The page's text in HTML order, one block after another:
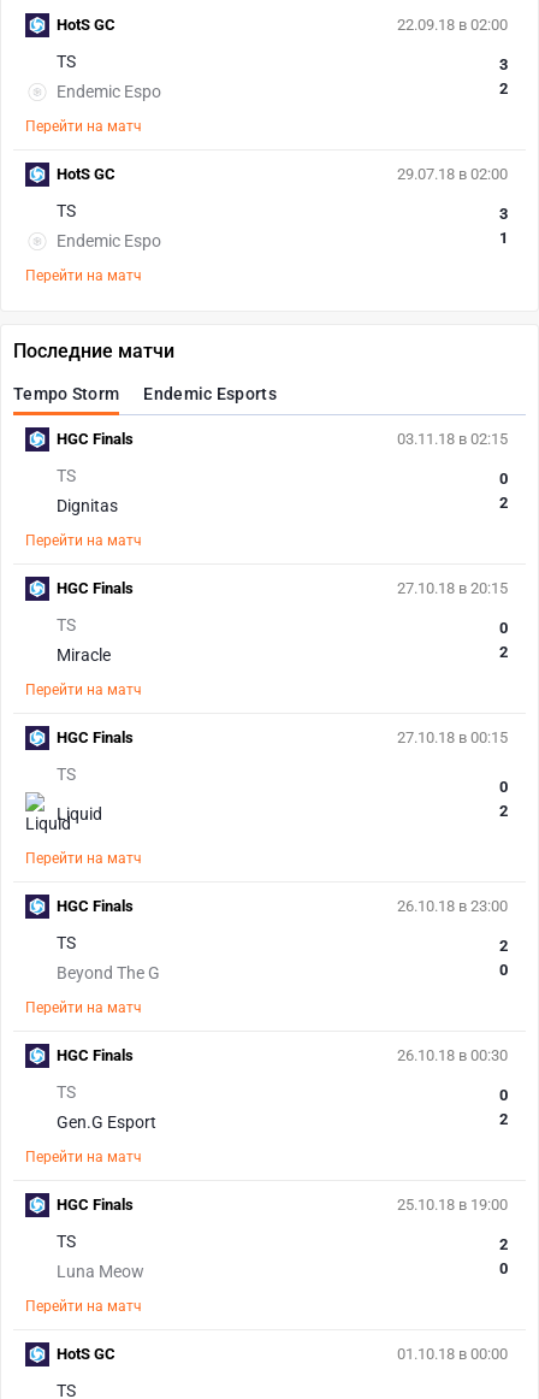
22.09.18 в 02:00
TS
Endemic Espo
3
2
Перейти на матч
HotS GC
29.07.18 в 02:00
TS
Endemic Espo
3
1
Перейти на матч
HotS GC
Последние матчи
Tempo Storm Endemic Esports
03.11.18 в 02:15
TS
Dignitas
0
2
Перейти на матч
HGC Finals
27.10.18 в 20:15
TS
Miracle
0
2
Перейти на матч
HGC Finals
27.10.18 в 00:15
TS
Liquid
0
2
Перейти на матч
HGC Finals
26.10.18 в 23:00
TS
Beyond The G
2
0
Перейти на матч
HGC Finals
26.10.18 в 00:30
TS
Gen.G Esport
0
2
Перейти на матч
HGC Finals
25.10.18 в 19:00
TS
Luna Meow
2
0
Перейти на матч
HGC Finals
01.10.18 в 00:00
TS
HotS GC